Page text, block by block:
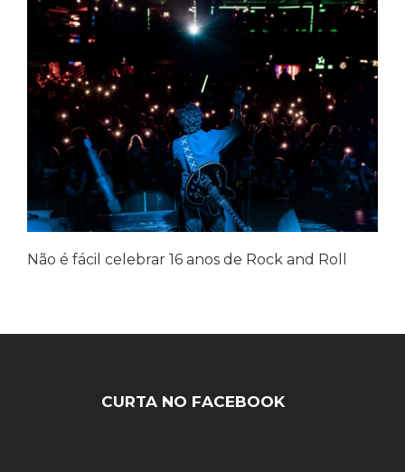
Não é fácil celebrar 16 anos de Rock and Roll
CURTA NO FACEBOOK